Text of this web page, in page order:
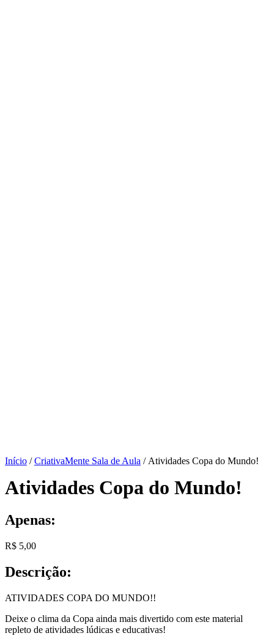
Início /CriativaMente Sala de Aula / Atividades Copa do Mundo!
Atividades Copa do Mundo!
Apenas:
R$ 5,00
Descrição:
ATIVIDADES COPA DO MUNDO!!
Deixe o clima da Copa ainda mais divertido com este material
repleto de atividades lúdicas e educativas!